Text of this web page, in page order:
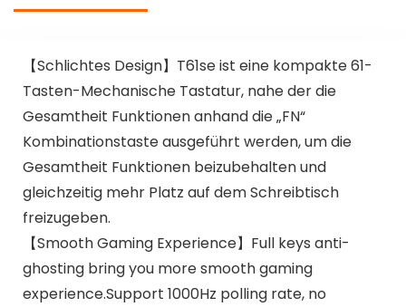
【Schlichtes Design】T61se ist eine kompakte 61-
Tasten-Mechanische Tastatur, nahe der die
Gesamtheit Funktionen anhand die „FN“
Kombinationstaste ausgeführt werden, um die
Gesamtheit Funktionen beizubehalten und
gleichzeitig mehr Platz auf dem Schreibtisch
freizugeben.
【Smooth Gaming Experience】Full keys anti-
ghosting bring you more smooth gaming
experience.Support 1000Hz polling rate, no